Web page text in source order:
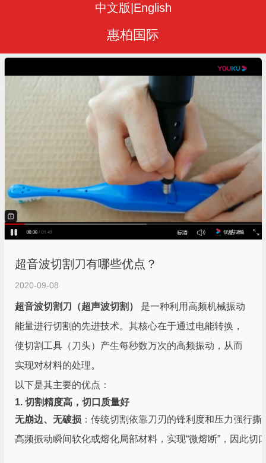
中文版 English
惠柏国际
超音波切割刀有哪些优点？
2020-09-08
超音波切割刀（超声波切割）
是一种利用高频机械振动
能量进行切割的先进技术。其核心在于通过电能转换，
使切割工具（刀头）产生每秒数万次的高频振动，从而
实现对材料的处理。
以下是其主要的优点：
1. 切割精度高，切口质量好
无崩边、无破损 ：传统切割依靠刀刃的锋利度和压力强行
高频振动瞬间软化或熔化局部材料，实现“微熔断”，因此切